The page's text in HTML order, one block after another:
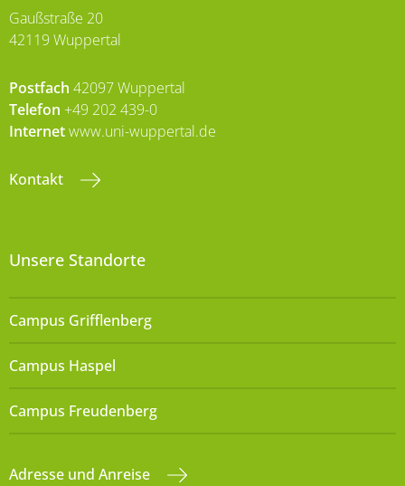
Gaußstraße 20
42119 Wuppertal
Postfach 42097 Wuppertal
Telefon +49 202 439-0
Internetwww.uni-wuppertal.de
Kontakt
Unsere Standorte
Campus Grifflenberg
Campus Haspel
Campus Freudenberg
Adresse und Anreise